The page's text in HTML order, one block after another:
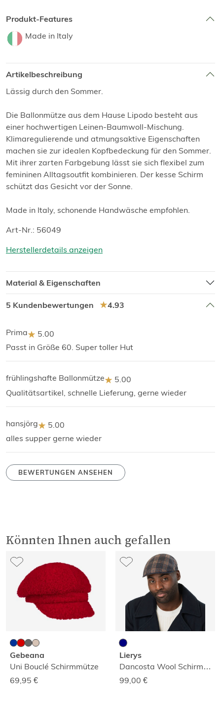
Produkt-Features
Made in Italy
Artikelbeschreibung
Lässig durch den Sommer.
Die Ballonmütze aus dem Hause Lipodo besteht aus
einer hochwertigen Leinen-Baumwoll-Mischung.
Klimaregulierende und atmungsaktive Eigenschaften
machen sie zur idealen Kopfbedeckung für den Sommer.
Mit ihrer zarten Farbgebung lässt sie sich flexibel zum
femininen Alltagsoutfit kombinieren. Der kesse Schirm
schützt das Gesicht vor der Sonne.
Made in Italy, schonende Handwäsche empfohlen.
Art-Nr.: 56049
Herstellerdetails anzeigen
Material & Eigenschaften
5 Kundenbewertungen 4.93
Prima
5.00
Passt in Größe 60. Super toller Hut
frühlingshafte Ballonmütze
5.00
Qualitätsartikel, schnelle Lieferung, gerne wieder
hansjörg
5.00
alles supper gerne wieder
BEWERTUNGEN ANSEHEN
Könnten Ihnen auch gefallen
Gebeana
Uni Bouclé Schirmmütze
69,95 €
Lierys
Dancosta Wool Schirmmütze
99,00 €